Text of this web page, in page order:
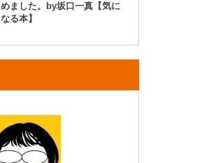
めました。by坂口一真【気に
なる本】